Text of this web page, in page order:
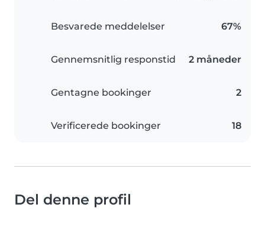
Besvarede meddelelser 67%
Gennemsnitlig responstid 2 måneder
Gentagne bookinger 2
Verificerede bookinger 18
Del denne profil